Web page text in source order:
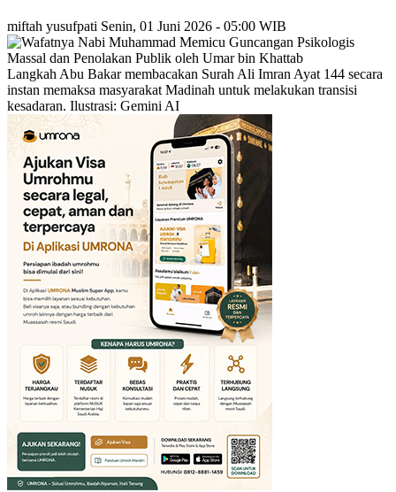
miftah yusufpati Senin, 01 Juni 2026 - 05:00 WIB
Langkah Abu Bakar membacakan Surah Ali Imran Ayat 144 secara
instan memaksa masyarakat Madinah untuk melakukan transisi
kesadaran. Ilustrasi: Gemini AI